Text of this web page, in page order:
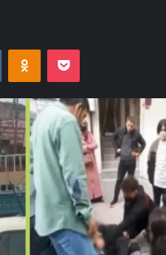
VKontakteOdnoklassniki
Pocket